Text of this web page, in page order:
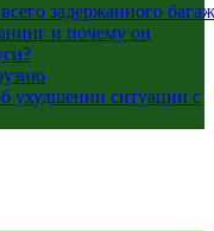
задержанного
и почему он
ухудшении ситуации с